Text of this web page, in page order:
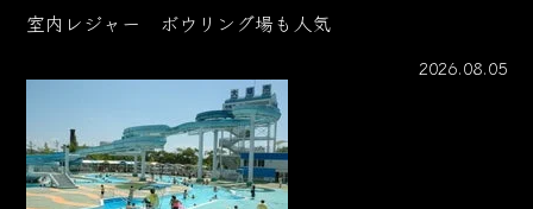
室内レジャー ボウリング場も人気
2026.08.05